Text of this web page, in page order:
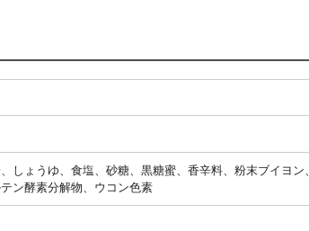
しょうゆ、食塩、砂糖、黒糖蜜、香辛料、粉末ブイヨン
ン酵素分解物、ウコン色素